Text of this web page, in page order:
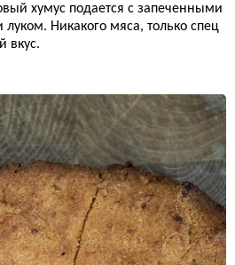
хумус подается с запеченными
Никакого мяса, только спец
вкус.